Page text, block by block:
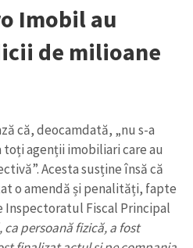
Imobil au
de milioane
că,deocamdată, „nu s-a
agenții imobiliari care au
Acesta susține însă că
o amendă și penalități, fapte
Inspectoratul Fiscal Principal
ca persoană fizică, a fost